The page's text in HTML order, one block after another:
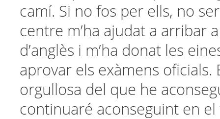
camí. Si no fos per ells, no
centre m’ha ajudat a arribar
d’anglès i m’ha donat les
aprovar els exàmens oficials.
orgullosa del que he
continuaré aconseguint en